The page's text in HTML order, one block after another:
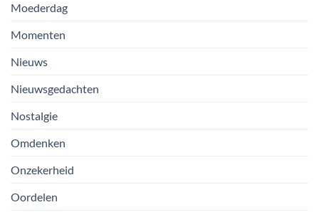
Moederdag
Momenten
Nieuws
Nieuwsgedachten
Nostalgie
Omdenken
Onzekerheid
Oordelen